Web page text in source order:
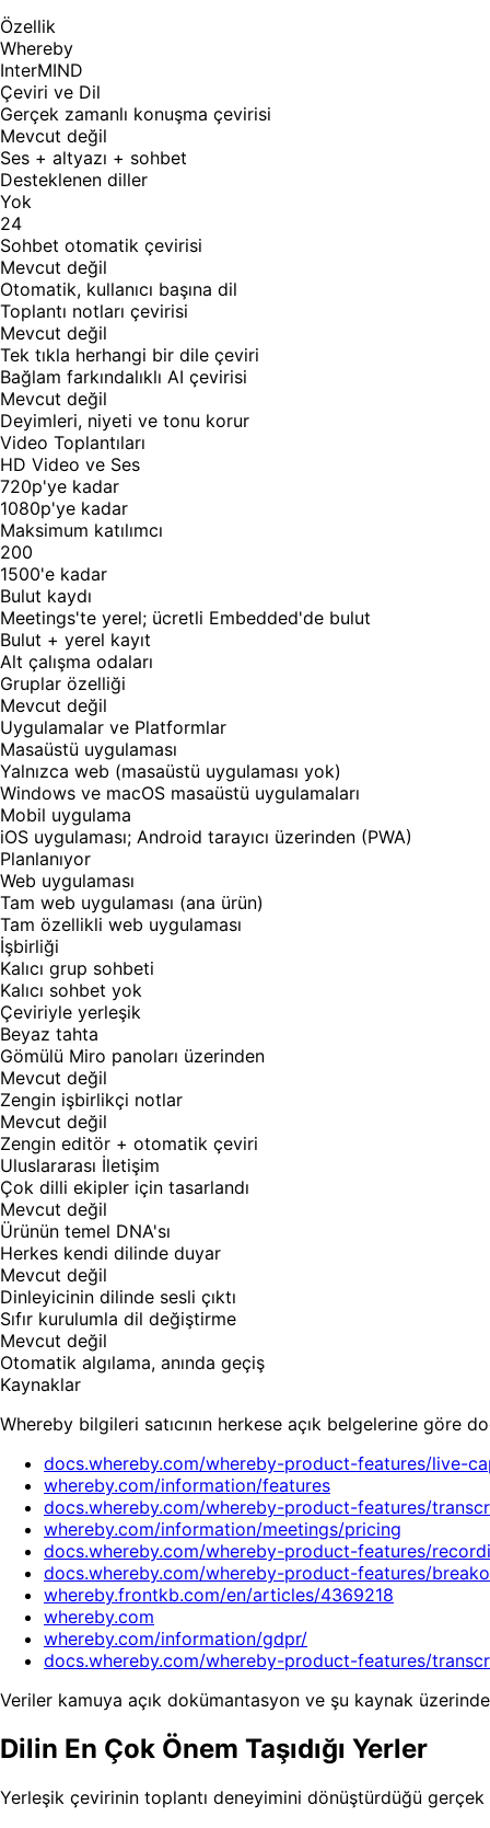
Özellik
Whereby
InterMIND
Çeviri ve Dil
Gerçek zamanlı konuşma çevirisi
Mevcut değil
Ses + altyazı + sohbet
Desteklenen diller
Yok
24
Sohbet otomatik çevirisi
Mevcut değil
Otomatik, kullanıcı başına dil
Toplantı notları çevirisi
Mevcut değil
Tek tıkla herhangi bir dile çeviri
Bağlam farkındalıklı AI çevirisi
Mevcut değil
Deyimleri, niyeti ve tonu korur
Video Toplantıları
HD Video ve Ses
720p'ye kadar
1080p'ye kadar
Maksimum katılımcı
200
1500'e kadar
Bulut kaydı
Meetings'te yerel; ücretli Embedded'de bulut
Bulut + yerel kayıt
Alt çalışma odaları
Gruplar özelliği
Mevcut değil
Uygulamalar ve Platformlar
Masaüstü uygulaması
Yalnızca web (masaüstü uygulaması yok)
Windows ve macOS masaüstü uygulamaları
Mobil uygulama
iOS uygulaması; Android tarayıcı üzerinden (PWA)
Planlanıyor
Web uygulaması
Tam web uygulaması (ana ürün)
Tam özellikli web uygulaması
İşbirliği
Kalıcı grup sohbeti
Kalıcı sohbet yok
Çeviriyle yerleşik
Beyaz tahta
Gömülü Miro panoları üzerinden
Mevcut değil
Zengin işbirlikçi notlar
Mevcut değil
Zengin editör + otomatik çeviri
Uluslararası İletişim
Çok dilli ekipler için tasarlandı
Mevcut değil
Ürünün temel DNA'sı
Herkes kendi dilinde duyar
Mevcut değil
Dinleyicinin dilinde sesli çıktı
Sıfır kurulumla dil değiştirme
Mevcut değil
Otomatik algılama, anında geçiş
Kaynaklar
Whereby bilgileri satıcının herkese açık belgelerine göre
docs.whereby.com/whereby-product-features/live-
whereby.com/information/features
docs.whereby.com/whereby-product-features/
whereby.com/information/meetings/pricing
docs.whereby.com/whereby-product-features/
docs.whereby.com/whereby-product-features/
whereby.frontkb.com/en/articles/4369218
whereby.com
whereby.com/information/gdpr/
docs.whereby.com/whereby-product-features/
Veriler kamuya açık dokümantasyon ve şu kaynak
Dilin En Çok Önem Taşıdığı Yerler
Yerleşik çevirinin toplantı deneyimini dönüştürdüğü gerçek